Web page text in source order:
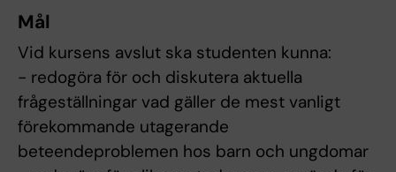
Mål
Vid kursens avslut ska studenten kunna:
- redogöra för och diskutera aktuella
frågeställningar vad gäller de mest vanligt
förekommande utagerande
beteendeproblemen hos barn och ungdomar